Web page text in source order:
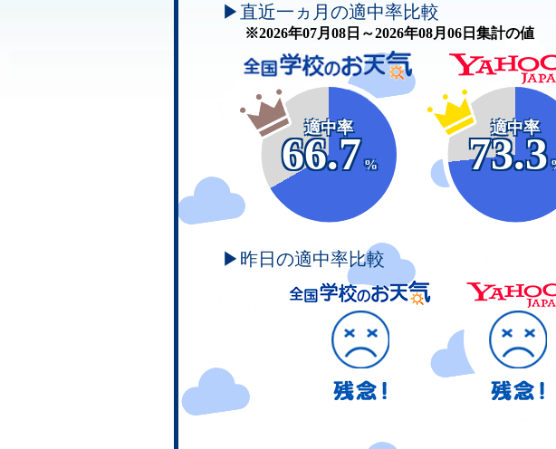
▶直近一ヵ月の適中率比較
※2026年07月08日～2026年08月06日集計の値
適中率
66.7
%
適中率
▶昨日の適中率比較